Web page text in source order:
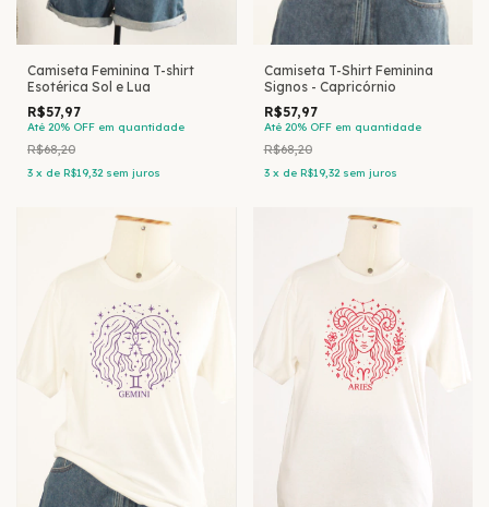
Camiseta Feminina T-shirt
Esotérica Sol e Lua
R$57,97
Até 20% OFF em quantidade
R$68,20
3 x de R$19,32 sem juros
Camiseta T-Shirt Feminina
Signos - Capricórnio
R$57,97
Até 20% OFF em quantidade
R$68,20
3 x de R$19,32 sem juros